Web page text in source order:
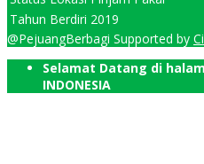
Tahun Berdiri 2019
@PejuangBerbagi Supported by
Selamat Datang di
INDONESIA